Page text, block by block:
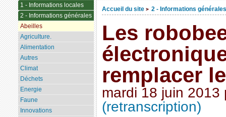
Accueil du site > 2 - Informations générales
Les
remplacer
mardi 18 juin 2013
(retranscription)
1 - Informations locales
2 - Informations générales
Abeilles
Agriculture.
Alimentation
Autres
Climat
Déchets
Energie
Faune
Innovations